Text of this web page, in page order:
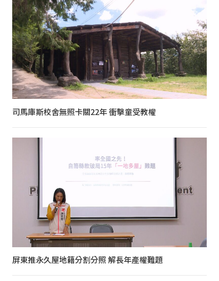
司馬庫斯校舍無照卡關22年 衝擊童受教權
屏東推永久屋地籍分割分照 解長年產權難題